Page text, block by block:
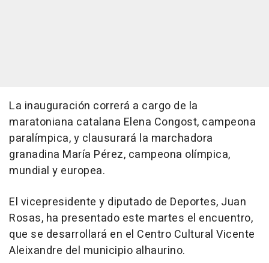
La inauguración correrá a cargo de la
maratoniana catalana Elena Congost, campeona
paralímpica, y clausurará la marchadora
granadina María Pérez, campeona olímpica,
mundial y europea.
El vicepresidente y diputado de Deportes, Juan
Rosas, ha presentado este martes el encuentro,
que se desarrollará en el Centro Cultural Vicente
Aleixandre del municipio alhaurino.